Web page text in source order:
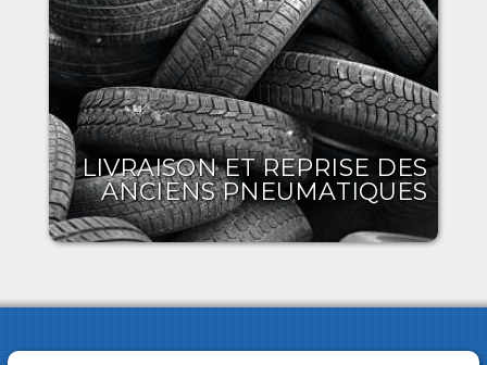
LIVRAISON ET REPRISE DES
ANCIENS PNEUMATIQUES